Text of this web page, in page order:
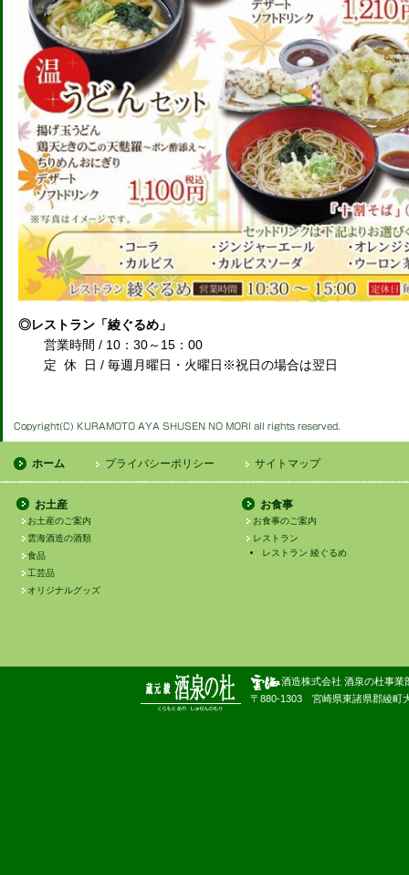
◎レストラン「綾ぐるめ」
営業時間 / 10：30～15：00
定 休 日 / 毎週月曜日・火曜日※祝日の場合は翌日
ホーム プライバシーポリシー サイトマップ
お土産
お土産のご案内
雲海酒造の酒類
食品
工芸品
オリジナルグッズ
お食事
お食事のご案内
レストラン
レストラン 綾ぐるめ
酒造株式会社 酒泉の杜事業
〒880-1303 宮崎県東諸県郡綾町